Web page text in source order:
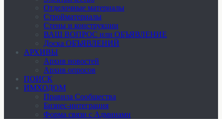
Отделочные материалы
Стройматериалы
Стены и конструкции
ВАШ ВОПРОС или ОБЪЯВЛЕНИЕ
Доска ОБЪЯВЛЕНИЙ
АРХИВЫ
Архив новостей
Архив опросов
ПОИСК
ИМХОДОМ
Правила Сообщества
Бизнес-интеграция
Форма связи с Админами